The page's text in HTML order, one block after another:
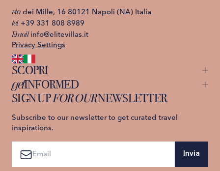
viadei Mille, 16 80121 Napoli (NA) Italia
tel. +39 331 808 8989
Email info@elitevillas.it
Privacy Settings
SCOPRI
Capri
St. Moritz
Ischia
Lago di Como
Costiera Amalfitana
Sicilia
getINFORMED
About us
Privacy Policy
Termini e Condizioni
SIGN UPFOR OURNEWSLETTER
Subscribe to our newsletter to get curated travel
inspirations.
Invia